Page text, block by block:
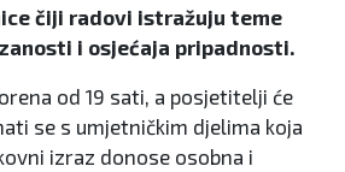
čiji radovi istražuju teme
i osjećaja pripadnosti.
od 19 sati, a posjetitelji će
se s umjetničkim djelima koja
izraz donose osobna i